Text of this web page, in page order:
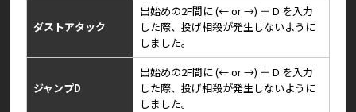
ダストアタック
出始めの2F間に (← or →) ＋ D を入力
した際、投げ相殺が発生しないように
しました。
ジャンプD
出始めの2F間に (← or →) ＋ D を入力
した際、投げ相殺が発生しないように
しました。